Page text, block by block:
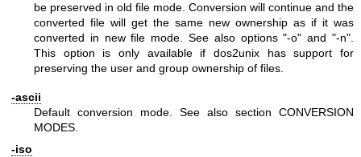
be preserved in old file mode. Conversion will continue and the
converted file will get the same new ownership as if it was
converted in new file mode. See also options"-o" and"-n".
This option is only available if dos2unix has support for
preserving the user and group ownership of files.
-ascii
Default conversion mode. See also section CONVERSION
MODES.
-iso